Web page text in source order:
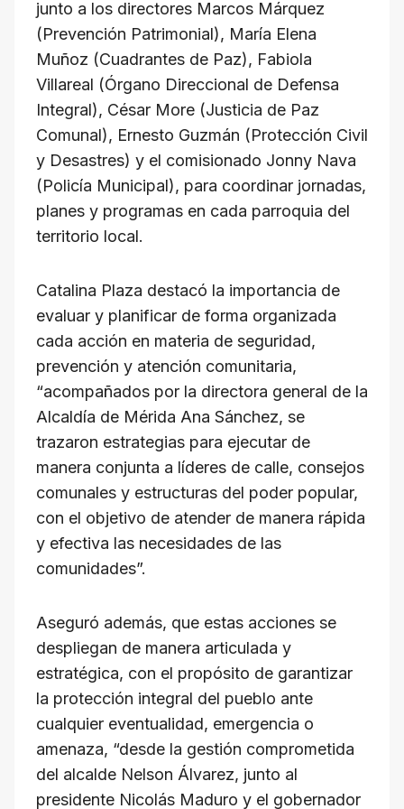
junto a los directores Marcos Márquez
(Prevención Patrimonial), María Elena
Muñoz (Cuadrantes de Paz), Fabiola
Villareal (Órgano Direccional de Defensa
Integral), César More (Justicia de Paz
Comunal), Ernesto Guzmán (Protección Civil
y Desastres) y el comisionado Jonny Nava
(Policía Municipal), para coordinar jornadas,
planes y programas en cada parroquia del
territorio local.
Catalina Plaza destacó la importancia de
evaluar y planificar de forma organizada
cada acción en materia de seguridad,
prevención y atención comunitaria,
“acompañados por la directora general de la
Alcaldía de Mérida Ana Sánchez, se
trazaron estrategias para ejecutar de
manera conjunta a líderes de calle, consejos
comunales y estructuras del poder popular,
con el objetivo de atender de manera rápida
y efectiva las necesidades de las
comunidades”.
Aseguró además, que estas acciones se
despliegan de manera articulada y
estratégica, con el propósito de garantizar
la protección integral del pueblo ante
cualquier eventualidad, emergencia o
amenaza, “desde la gestión comprometida
del alcalde Nelson Álvarez, junto al
presidente Nicolás Maduro y el gobernador